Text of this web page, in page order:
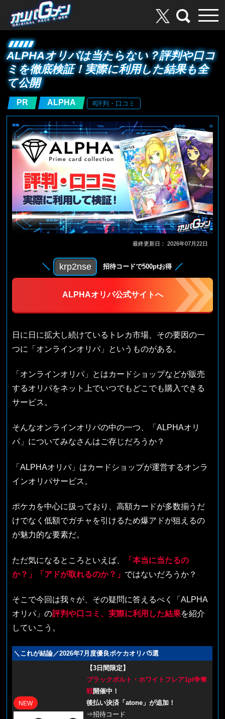
ALPHAオリパは当たらない？評判や口コ
ミを徹底検証！実際に利用した結果も全
て公開
PR ALPHA #評判・口コミ
最終更新日： 2026年07月22日
krp2nse 招待コードで500ptお得
ALPHAオリパ公式サイトへ
日に日に拡大し続けているトレカ市場、その要因の一
つに「オンラインオリパ」というものがある。
「オンラインオリパ」とはカードショップなどが販売
するオリパをネット上でいつでもどこでも購入できる
サービス。
そんなオンラインオリパの中の一つ、「ALPHAオリ
パ」についてみなさんはご存じだろうか？
「ALPHAオリパ」はカードショップが運営するオンラ
インオリパサービス。
ポケカを中心に扱っており、高額カードが多数揃うだ
けでなく低額でガチャを引けるため爆アドが狙えるの
が魅力的な要素だ。
ただ気になるところといえば、
「本当に当たるの
か？」「アドが取れるのか？」 ではないだろうか？
そこで今回は我々が、その疑問に答えるべく「ALPHA
オリパ」の評判や口コミ、実際に利用した結果を紹介
していこう。
＼これが結論／2026年7月度優良ポケカオリパ5選
NEW
【3日間限定】
ブラックボルト・ホワイトフレア1pt争奪
戦開催中！
後払い決済「atone」が追加！
⇒招待コード